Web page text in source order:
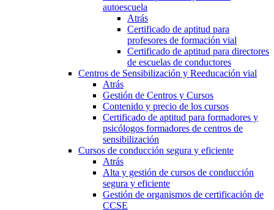
autoescuela
Atrás
Certificado de aptitud para
profesores de formación vial
Certificado de aptitud para directores
de escuelas de conductores
Centros de Sensibilización y Reeducación vial
Atrás
Gestión de Centros y Cursos
Contenido y precio de los cursos
Certificado de aptitud para formadores y
psicólogos formadores de centros de
sensibilización
Cursos de conducción segura y eficiente
Atrás
Alta y gestión de cursos de conducción
segura y eficiente
Gestión de organismos de certificación de
CCSE